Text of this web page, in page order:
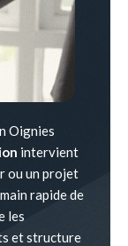
Oignies
intervient
ou un projet
rapide de
les
et structure